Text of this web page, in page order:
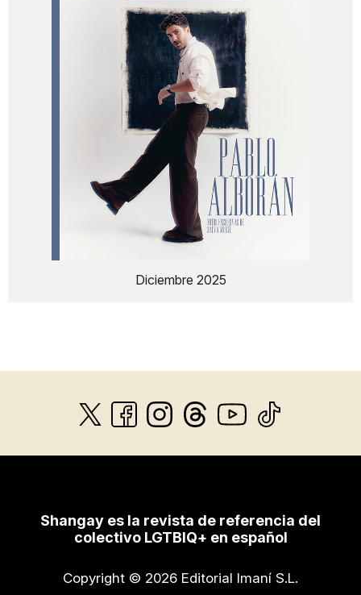
Diciembre 2025
Shangay es la revista de referencia del
colectivo LGTBIQ+ en español
Copyright © 2026 Editorial Imaní S.L.